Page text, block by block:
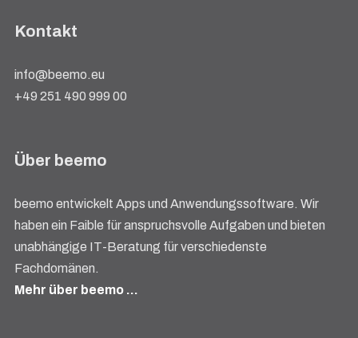
Kontakt
info@beemo.eu
+49 251 490 999 00
Über beemo
beemo entwickelt Apps und Anwendungssoftware. Wir
haben ein Faible für anspruchsvolle Aufgaben und bieten
unabhängige IT-Beratung für verschiedenste
Fachdomänen.
Mehr über beemo …